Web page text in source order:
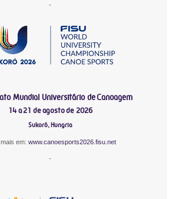
-
Mundial Universitário de Canoagem
14 a 21 de agosto de 2026
Sukoró, Hungria
em: www.canoesports2026.fisu.net
-